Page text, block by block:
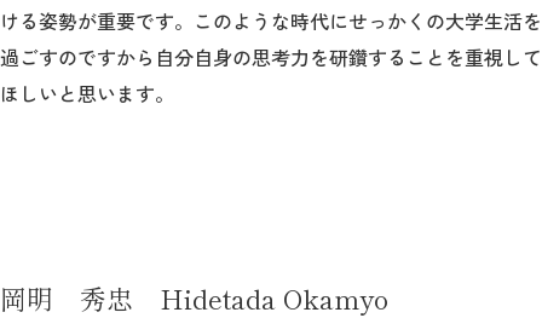
ける姿勢が重要です。このような時代にせっかくの大学生活を
過ごすのですから自分自身の思考力を研鑽することを重視して
ほしいと思います。
岡明 秀忠 Hidetada Okamyo